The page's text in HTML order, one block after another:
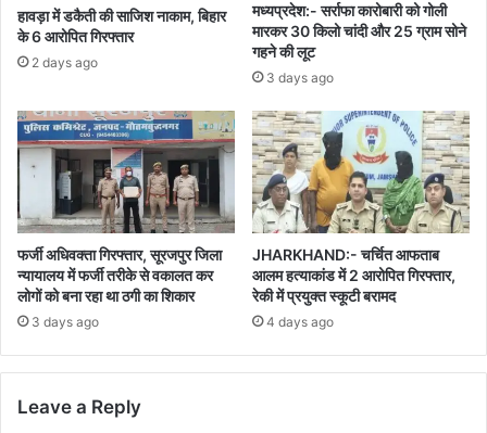
हावड़ा में डकैती की साजिश नाकाम, बिहार
के 6 आरोपित गिरफ्तार
2 days ago
मध्यप्रदेश:- सर्राफा कारोबारी को गोली
मारकर 30 किलो चांदी और 25 ग्राम सोने
गहने की लूट
3 days ago
फर्जी अधिवक्ता गिरफ्तार, सूरजपुर जिला
न्यायालय में फर्जी तरीके से वकालत कर
लोगों को बना रहा था ठगी का शिकार
3 days ago
JHARKHAND:- चर्चित आफताब
आलम हत्याकांड में 2 आरोपित गिरफ्तार,
रेकी में प्रयुक्त स्कूटी बरामद
4 days ago
Leave a Reply